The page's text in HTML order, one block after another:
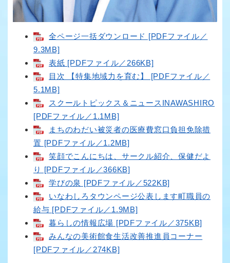
全ページ一括ダウンロード [PDFファイル／
9.3MB]
表紙 [PDFファイル／266KB]
目次 【特集地域力を育む】 [PDFファイル／
5.1MB]
スクールトピックス＆ニュースINAWASHIRO
[PDFファイル／1.1MB]
まちのわだい被災者の医療費窓口負担免除措
置 [PDFファイル／1.2MB]
笑顔でこんにちは、サークル紹介、保健だよ
り [PDFファイル／366KB]
学びの泉 [PDFファイル／522KB]
いなわしろタウンページ公表します町職員の
給与 [PDFファイル／1.9MB]
暮らしの情報広場 [PDFファイル／375KB]
みんなの美術館食生活改善推進員コーナー
[PDFファイル／274KB]